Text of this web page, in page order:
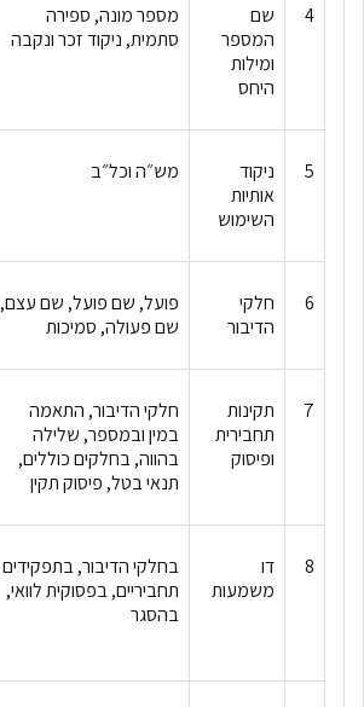
4
שם
המספר
ומילות
היחס
מספר מונה, ספירה
סתמית, ניקוד זכר ונקבה
5
ניקוד
אותיות
השימוש
מש״ה וכל״ב
6
חלקי
הדיבור
פועל, שם פועל, שם עצם,
שם פעולה, סמיכות
7
תקינות
תחבירית
ופיסוק
חלקי הדיבור, התאמה
במין ובמספר, שלילה
בהווה, בחלקים כוללים,
תנאי בטל, פיסוק תקין
8
דו
משמעות
בחלקי הדיבור, בתפקידים
תחביריים, בפסוקית לוואי,
בהסגר